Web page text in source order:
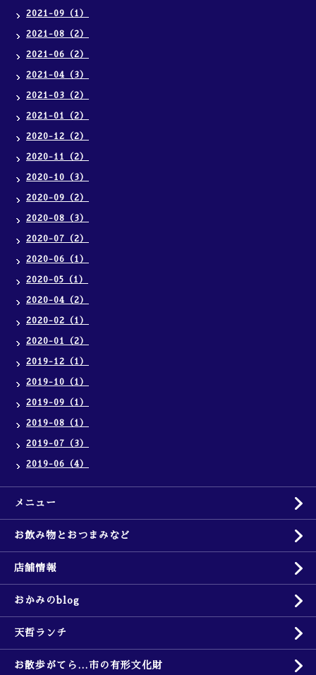
2021-09（1）
2021-08（2）
2021-06（2）
2021-04（3）
2021-03（2）
2021-01（2）
2020-12（2）
2020-11（2）
2020-10（3）
2020-09（2）
2020-08（3）
2020-07（2）
2020-06（1）
2020-05（1）
2020-04（2）
2020-02（1）
2020-01（2）
2019-12（1）
2019-10（1）
2019-09（1）
2019-08（1）
2019-07（3）
2019-06（4）
メニュー
お飲み物とおつまみなど
店舗情報
おかみのblog
天哲ランチ
お散歩がてら…市の有形文化財